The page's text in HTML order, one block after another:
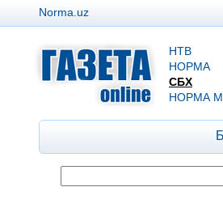
Norma.uz
НТВ
НОРМА
СБХ
НОРМА